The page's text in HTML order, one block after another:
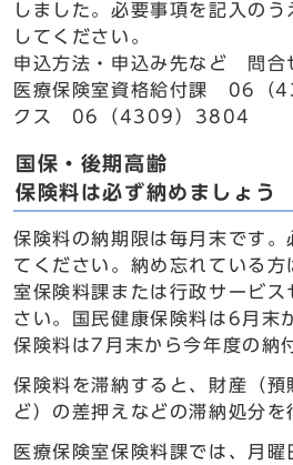
しました。必要事項を記入の
してください。
申込方法・申込み先など 問合
医療保険室資格給付課 06（
クス 06（4309）3804
国保・後期高齢
保険料は必ず納めましょう
保険料の納期限は毎月末です。
てください。納め忘れている
室保険料課または行政サービ
さい。国民健康保険料は6月末
保険料は7月末から今年度の納
保険料を滞納すると、財産（預
ど）の差押えなどの滞納処分を
医療保険室保険料課では、月